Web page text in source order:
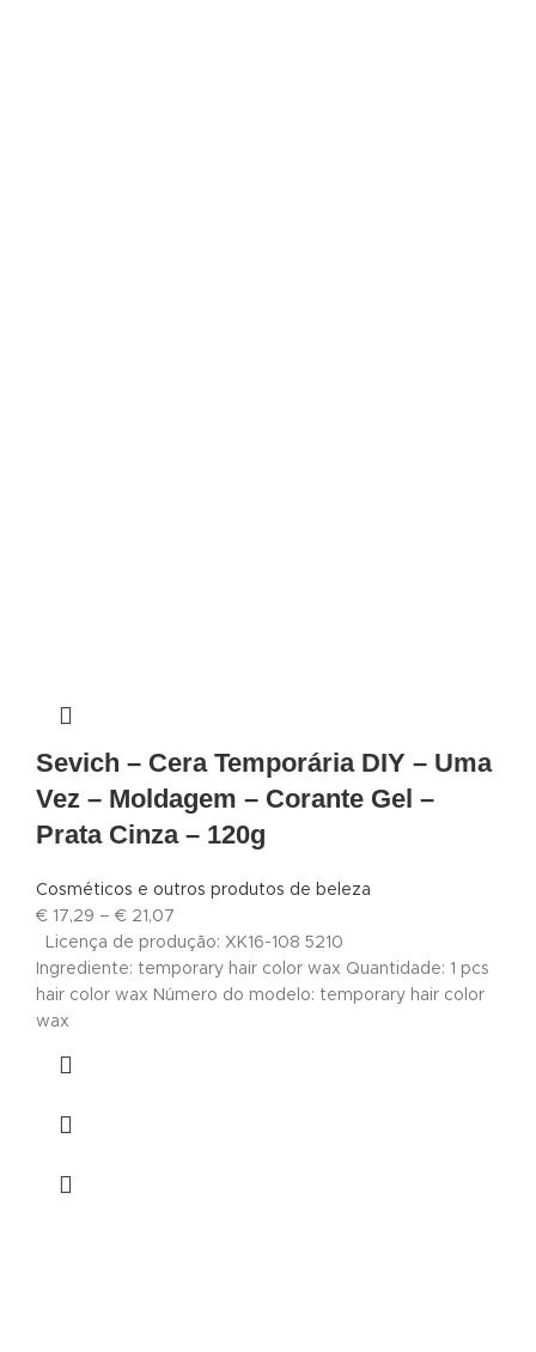
Sevich – Cera Temporária DIY – Uma
Vez – Moldagem – Corante Gel –
Prata Cinza – 120g
Cosméticos e outros produtos de beleza
€ 17,29 – € 21,07
Licença de produção: XK16-108 5210
Ingrediente: temporary hair color wax Quantidade: 1 pcs
hair color wax Número do modelo: temporary hair color
wax